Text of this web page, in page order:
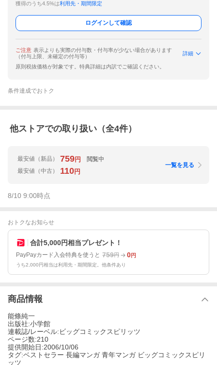
獲得のうち4.5%は利用先・期間限定
ログインして確認
ご注意 表示よりも実際の付与数・付与率が少ない場合があります
（付与上限、未確定の付与等）
詳細
原則税抜価格が対象です。特典詳細は内訳でご確認ください。
条件達成でおトク
他ストアでの取り扱い（全4件）
最安値 （新品） 759円
閲覧中
最安値 （中古） 110円
一覧を見る
8/10 9:00時点
おトクなお知らせ
合計5,000円相当プレゼント！
PayPayカード入会特典を使うと 759円 0円
うち2,000円相当は利用先・期間限定。他条件あり
商品情報
能條純一
出版社:小学館
連載誌/レーベル:ビッグコミックスピリッツ
ページ数:210
提供開始日:2006/10/06
タグ:ベストセラー 長編マンガ 青年マンガ ビッグコミックスピリ
ッツ